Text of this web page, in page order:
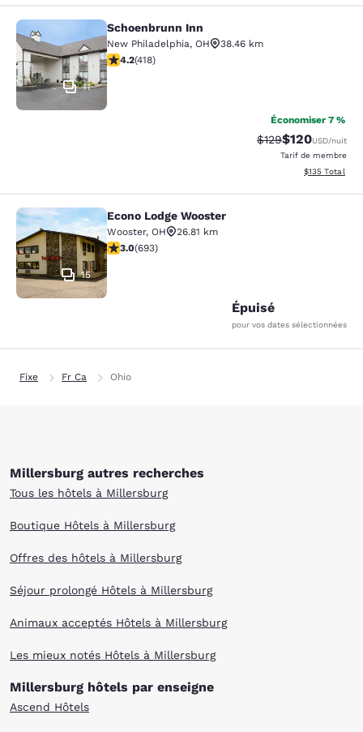
Schoenbrunn Inn
11
Schoenbrunn Inn
New Philadelphia, OH
38.46 km
4.21 étoiles. Excellent. 418 commentaires
4.2(418)
Économiser 7 %
Tarif barré :
$129Tarif réduit :
$120USD/nuit
Tarif de membre
Afficher les
$135 Total
Econo Lodge Wooster
15
Econo Lodge Wooster
Wooster, OH
26.81 km
2.95 étoiles. Moyen. 693 commentaires
3.0(693)
Épuisé
pour vos dates sélectionnées
Fixe Fr Ca Ohio
Millersburg autres recherches
Tous les hôtels à Millersburg
Boutique Hôtels à Millersburg
Offres des hôtels à Millersburg
Séjour prolongé Hôtels à Millersburg
Animaux acceptés Hôtels à Millersburg
Les mieux notés Hôtels à Millersburg
Millersburg hôtels par enseigne
Ascend Hôtels